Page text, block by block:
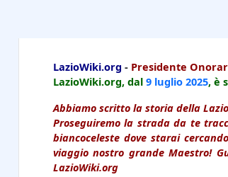
LazioWiki.org - Presidente
LazioWiki.org, dal 9 luglio 2025, è
Abbiamo scritto la storia della
Proseguiremo la strada da te
biancoceleste dove starai
viaggio nostro grande Maestro!
LazioWiki.org